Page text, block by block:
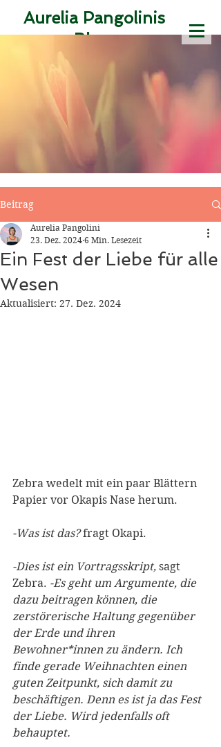
Aurelia Pangolinis
Blog
Texte aus der
Zeitmaschine des
Jetzt
Susanne Magdalena Karr
Beitrag
Ein Fest der Liebe für alle
Wesen
Aurelia Pangolini
23. Dez. 2024 6 Min. Lesezeit
Aktualisiert: 27. Dez. 2024
Zebra wedelt mit ein paar Blättern
Papier vor Okapis Nase herum.
-Was ist das? fragt Okapi.
-Dies ist ein Vortragsskript, sagt
Zebra. -Es geht um Argumente, die
dazu beitragen können, die
zerstörerische Haltung gegenüber
der Erde und ihren
Bewohner*innen zu ändern. Ich
finde gerade Weihnachten einen
guten Zeitpunkt, sich damit zu
beschäftigen. Denn es ist ja das Fest
der Liebe. Wird jedenfalls oft
behauptet.